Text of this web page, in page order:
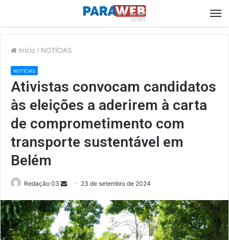
Início / NOTÍCIAS
NOTÍCIAS
Ativistas convocam candidatos
às eleições a aderirem à carta
de comprometimento com
transporte sustentável em
Belém
Redação 03
Send
email
23 de setembro de 2024